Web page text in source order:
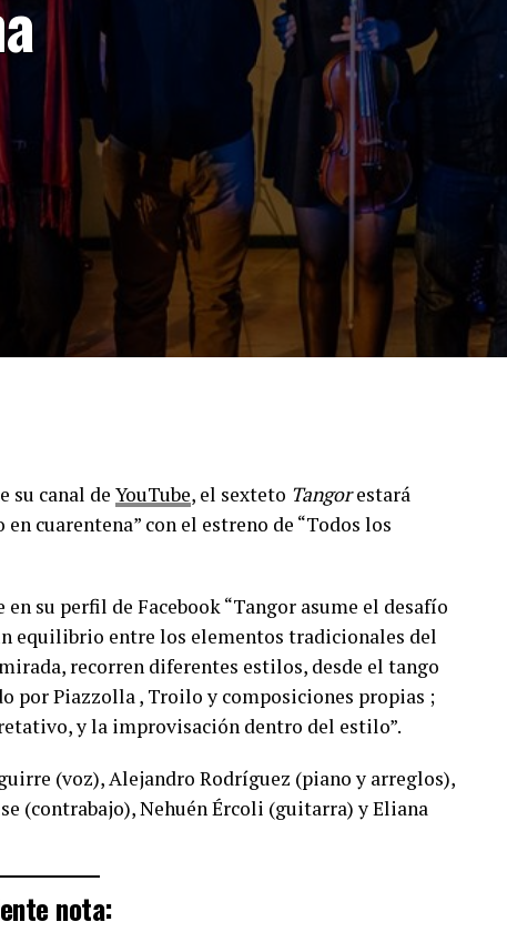
su canal de YouTube, el sexteto Tangorestará
cuarentena” con el estreno de “Todos los
su perfil de Facebook “Tangor asume el desafío
equilibrio entre los elementos tradicionales del
recorren diferentes estilos, desde el tango
por Piazzolla , Troilo y composiciones propias ;
y la improvisación dentro del estilo”.
(voz), Alejandro Rodríguez (piano y arreglos),
(contrabajo), Nehuén Ércoli (guitarra) y Eliana
nota: